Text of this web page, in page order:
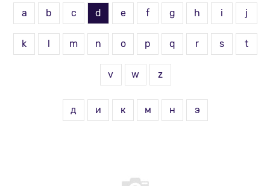
a b c d e f g h i j
k m n o p q r s t
v w z
д и к м н э